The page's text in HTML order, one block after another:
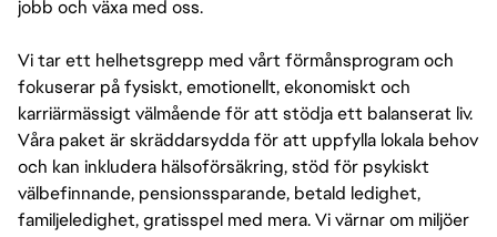
jobb och växa med oss.
Vi tar ett helhetsgrepp med vårt förmånsprogram och
fokuserar på fysiskt, emotionellt, ekonomiskt och
karriärmässigt välmående för att stödja ett balanserat liv.
Våra paket är skräddarsydda för att uppfylla lokala behov
och kan inkludera hälsoförsäkring, stöd för psykiskt
välbefinnande, pensionssparande, betald ledighet,
familjeledighet, gratisspel med mera. Vi värnar om miljöer